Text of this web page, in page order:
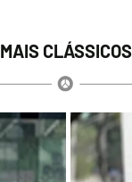
MAIS CLÁSSICOS